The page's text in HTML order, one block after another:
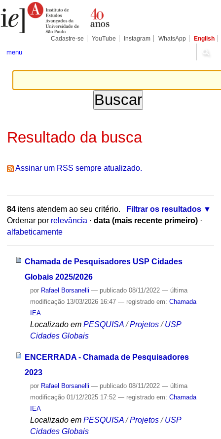
para
conteúdo.
Pessoais
Cadastre-se YouTube Instagram WhatsApp English
menu
Resultado da busca
Assinar um RSS sempre atualizado.
84itens atendem ao seu critério.
Filtrar os resultados
Ordenar por relevância · data (mais recente primeiro) ·
alfabeticamente
Chamada de Pesquisadores USP Cidades
Globais 2025/2026
por Rafael Borsanelli — publicado08/11/2022 — última
modificação13/03/2026 16:47 — registrado em: Chamada
IEA
Localizado em PESQUISA /Projetos/USP
Cidades Globais
ENCERRADA - Chamada de Pesquisadores
2023
por Rafael Borsanelli — publicado08/11/2022 — última
modificação01/12/2025 17:52 — registrado em: Chamada
IEA
Localizado em PESQUISA /Projetos/USP
Cidades Globais